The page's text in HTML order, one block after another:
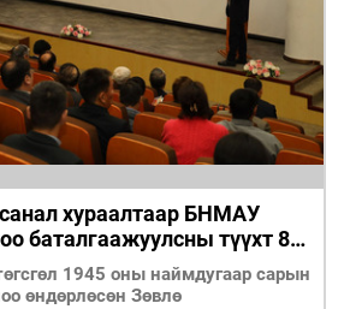
хураалтаар БНМАУ
баталгаажуулсны түүхт 80
байна1945 оны наймдугаар сарын
өндөрлөсөн Зөвлө